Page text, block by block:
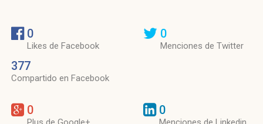
0
Likes de Facebook
377
Compartido en Facebook
0
Menciones de Twitter
0 0